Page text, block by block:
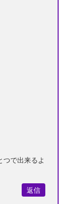
つで出来るよ
返信